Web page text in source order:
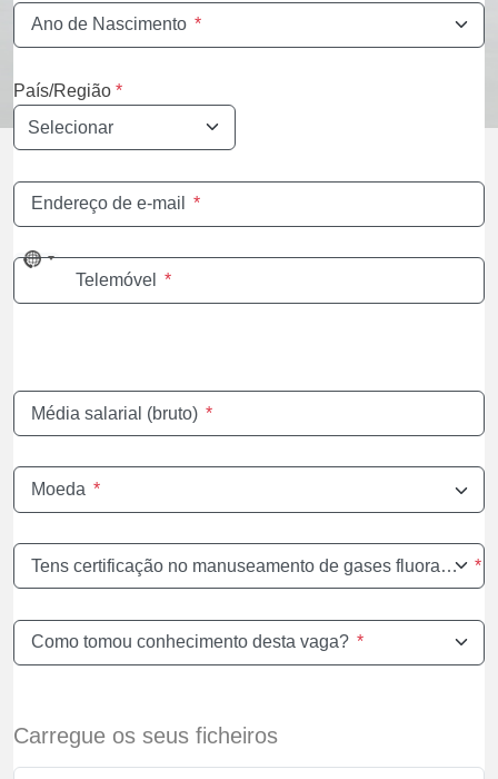
Ano de Nascimento *
País/Região *
Endereço de e-mail *
No
countryTelemóvel *
Média salarial (bruto) *
Moeda *
Tens certificação no manuseamento de gases fluorados? *
Como tomou conhecimento desta vaga? *
Carregue os seus ficheiros